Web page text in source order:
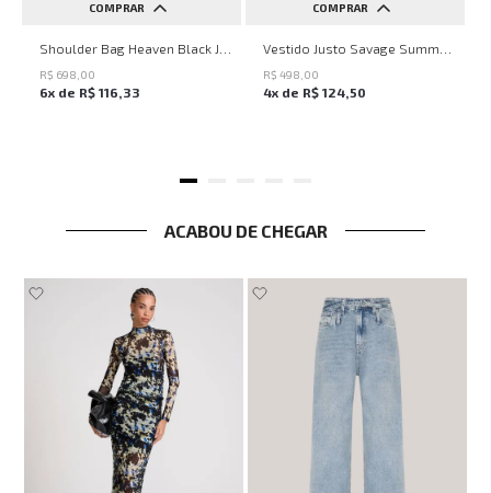
COMPRAR
UN
R$ 698 00
6x de R$ 116,33
COMPRAR
PP P M G
R$ 498 00
4x de R$ 124,50
ACABOU DE CHEGAR